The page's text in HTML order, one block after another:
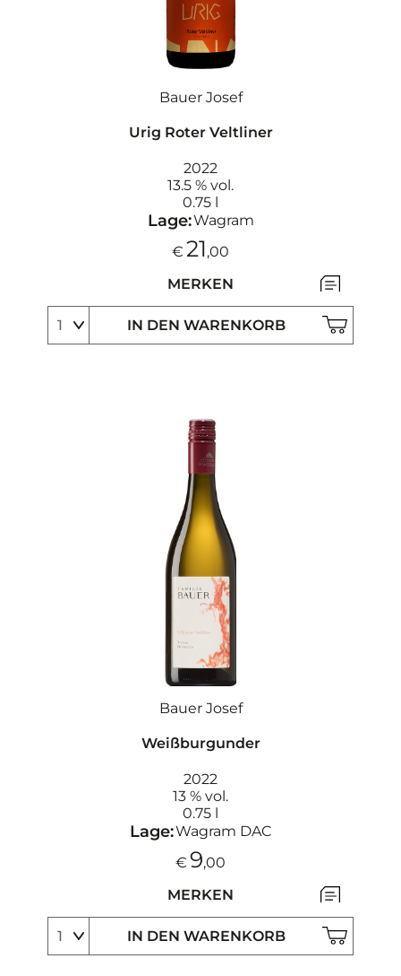
Bauer Josef
Urig Roter Veltliner
2022
13.5 % vol.
0.75 l
Lage:Wagram
€ 21,00
MERKEN
IN DEN WARENKORB
Bauer Josef
Weißburgunder
2022
13 % vol.
0.75 l
Lage:Wagram DAC
€ 9,00
MERKEN
IN DEN WARENKORB